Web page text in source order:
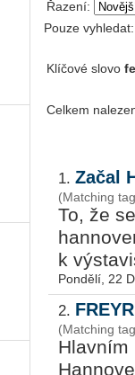
Řazení:
Pouze
Klíčové slovo
Celkem
1. Začal
(Matching
To, že
k
Pondělí, 22
2.
(Matching
Hlav­ním